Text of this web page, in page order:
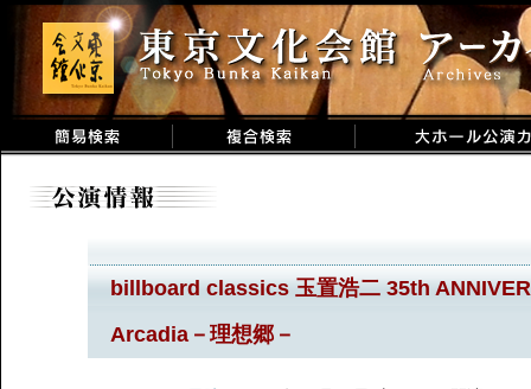
billboard classics 玉置浩二 35th
Arcadia－理想郷－